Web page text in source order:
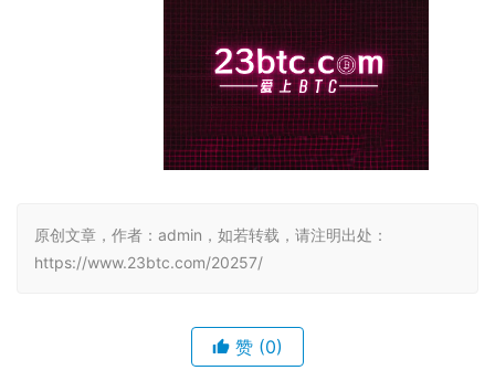
原创文章，作者：admin，如若转载，请注明出处：
https://www.23btc.com/20257/
赞 (0)